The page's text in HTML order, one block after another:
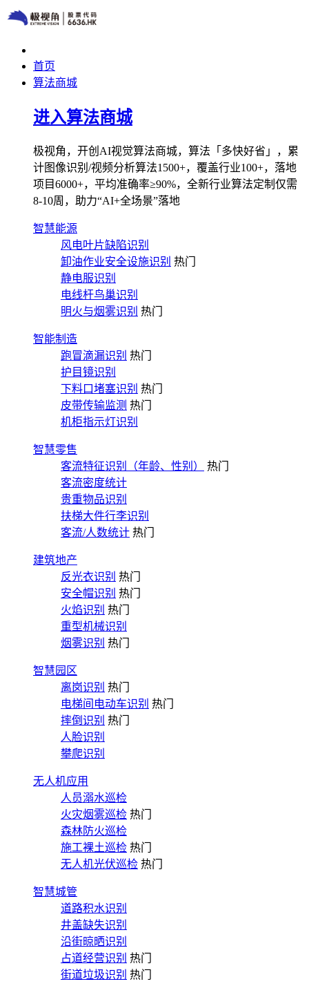
首页
算法商城
进入算法商城
极视角，开创AI视觉算法商城，算法「多快好省」，累
计图像识别/视频分析算法1500+，覆盖行业100+，落地
项目6000+，平均准确率≥90%，全新行业算法定制仅需
8-10周，助力“AI+全场景”落地
智慧能源
风电叶片缺陷识别
卸油作业安全设施识别 热门
静电服识别
电线杆鸟巢识别
明火与烟雾识别 热门
智能制造
跑冒滴漏识别 热门
护目镜识别
下料口堵塞识别 热门
皮带传输监测 热门
机柜指示灯识别
智慧零售
客流特征识别（年龄、性别）
热门
客流密度统计
贵重物品识别
扶梯大件行李识别
客流/人数统计 热门
建筑地产
反光衣识别 热门
安全帽识别 热门
火焰识别 热门
重型机械识别
烟雾识别 热门
智慧园区
离岗识别 热门
电梯间电动车识别 热门
摔倒识别 热门
人脸识别
攀爬识别
无人机应用
人员溺水巡检
火灾烟雾巡检 热门
森林防火巡检
施工裸土巡检 热门
无人机光伏巡检 热门
智慧城管
道路积水识别
井盖缺失识别
沿街晾晒识别
占道经营识别 热门
街道垃圾识别 热门